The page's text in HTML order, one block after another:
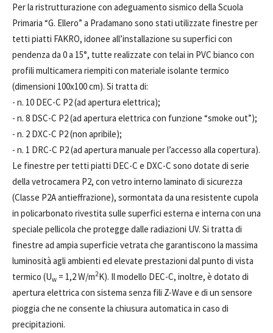
Per la ristrutturazione con adeguamento sismico della Scuola
Primaria “G. Ellero” a Pradamano sono stati utilizzate finestre per
tetti piatti FAKRO, idonee all’installazione su superfici con
pendenza da 0 a 15°, tutte realizzate con telai in PVC bianco con
profili multicamera riempiti con materiale isolante termico
(dimensioni 100x100 cm). Si tratta di:
- n. 10 DEC-C P2 (ad apertura elettrica);
- n. 8 DSC-C P2 (ad apertura elettrica con funzione “smoke out”);
- n. 2 DXC-C P2 (non apribile);
- n. 1 DRC-C P2 (ad apertura manuale per l’accesso alla copertura).
Le finestre per tetti piatti DEC-C e DXC-C sono dotate di serie
della vetrocamera P2, con vetro interno laminato di sicurezza
(Classe P2A antieffrazione), sormontata da una resistente cupola
in policarbonato rivestita sulle superfici esterna e interna con una
speciale pellicola che protegge dalle radiazioni UV. Si tratta di
finestre ad ampia superficie vetrata che garantiscono la massima
luminosità agli ambienti ed elevate prestazioni dal punto di vista
termico (Uw = 1,2 W/m2K). Il modello DEC-C, inoltre, è dotato di
apertura elettrica con sistema senza fili Z-Wave e di un sensore
pioggia che ne consente la chiusura automatica in caso di
precipitazioni.